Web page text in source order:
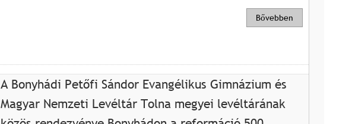
Bővebben
A Bonyhádi Petőfi Sándor Evangélikus Gimnázium és
Magyar Nemzeti Levéltár Tolna megyei levéltárának